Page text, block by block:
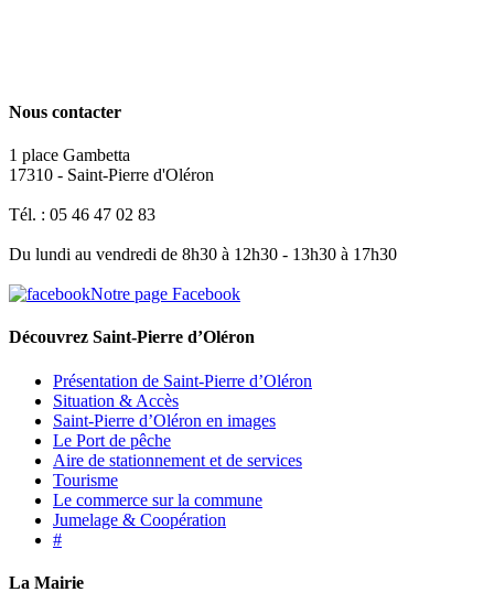
Nous contacter
1 place Gambetta
17310 - Saint-Pierre d'Oléron
Tél. : 05 46 47 02 83
Du lundi au vendredi de 8h30 à 12h30 - 13h30 à 17h30
Notre page Facebook
Découvrez Saint-Pierre d’Oléron
Présentation de Saint-Pierre d’Oléron
Situation & Accès
Saint-Pierre d’Oléron en images
Le Port de pêche
Aire de stationnement et de services
Tourisme
Le commerce sur la commune
Jumelage & Coopération
#
La Mairie